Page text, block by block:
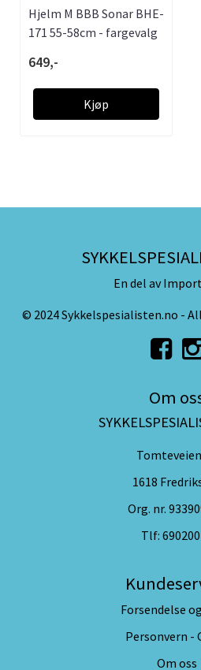
Hjelm M BBB Sonar BHE-
171 55-58cm - fargevalg
649,-
Kjøp
En del av
© 2024 Sykkelspesialisten.no -
Om
1618
Org. nr.
Tlf:
Forsendelse
Personvern -
Om oss